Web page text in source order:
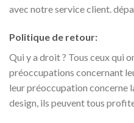
avec notre service client.
Politique de retour:
Qui y a droit ? Tous ceux qui
préoccupations concernant
leur préoccupation concerne
design, ils peuvent tous